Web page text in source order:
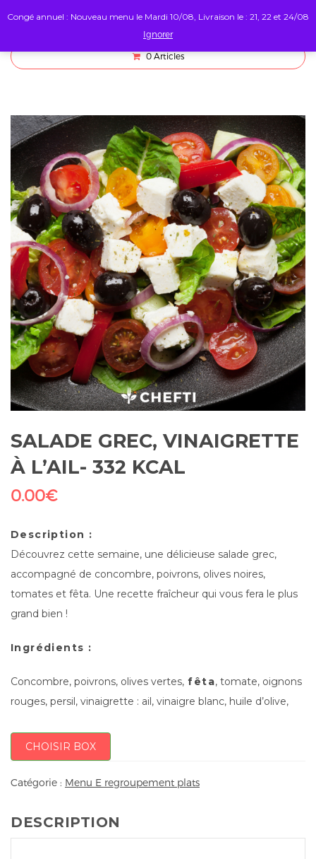
0 Articles
SALADE GREC, VINAIGRETTE
À L’AIL- 332 KCAL
0.00€
Description :
Découvrez cette semaine, une délicieuse salade grec,
accompagné de concombre, poivrons, olives noires,
tomates et fêta. Une recette fraîcheur qui vous fera le plus
grand bien !
Ingrédients :
Concombre, poivrons, olives vertes, fêta, tomate, oignons
rouges, persil, vinaigrette : ail, vinaigre blanc, huile d’olive,
CHOISIR BOX
Catégorie : Menu E regroupement plats
DESCRIPTION
Congé annuel : Nouveau menu le Mardi 10/08, Livraison le : 21, 22 et 24/08
Ignorer